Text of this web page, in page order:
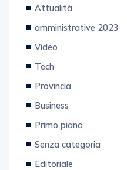
Attualità
amministrative 2023
Video
Tech
Provincia
Business
Primo piano
Senza categoria
Editoriale